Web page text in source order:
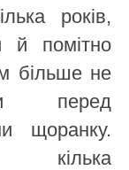
років,
й помітно
більше не
перед
щоранку.
кілька